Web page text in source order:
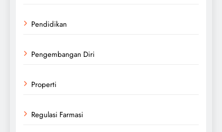
Pendidikan
Pengembangan Diri
Properti
Regulasi Farmasi